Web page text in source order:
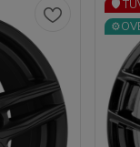
🛡️